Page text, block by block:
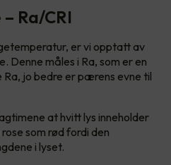
Ra/CRI
er vi opptatt av
måles i Ra, som er en
jo bedre er pærens evne til
at hvitt lys inneholder
som rød fordi den
i lyset.